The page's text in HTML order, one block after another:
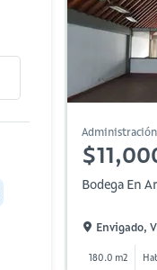
Bodega En
Envigado,
180.0 m2